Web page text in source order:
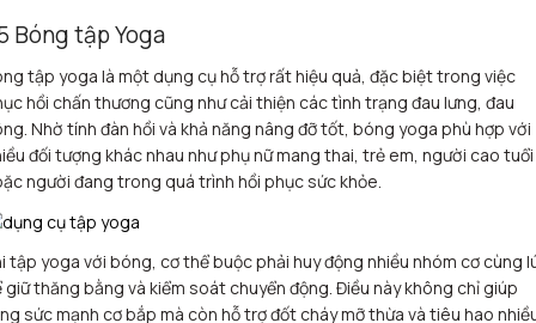
Bóng tập Yoga
tập yoga là một dụng cụ hỗ trợ rất hiệu quả, đặc biệt trong việc
hồi chấn thương cũng như cải thiện các tình trạng đau lưng, đau
Nhờ tính đàn hồi và khả năng nâng đỡ tốt, bóng yoga phù hợp với
đối tượng khác nhau như phụ nữ mang thai, trẻ em, người cao tuổi
người đang trong quá trình hồi phục sức khỏe.
tập yoga với bóng, cơ thể buộc phải huy động nhiều nhóm cơ cùng
giữ thăng bằng và kiểm soát chuyển động. Điều này không chỉ giúp
sức mạnh cơ bắp mà còn hỗ trợ đốt cháy mỡ thừa và tiêu hao